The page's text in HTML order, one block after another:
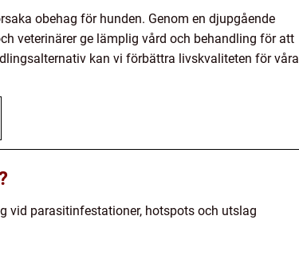
obehag för hunden. Genom en djupgående
veterinärer ge lämplig vård och behandling för att
kan vi förbättra livskvaliteten för våra
vid parasitinfestationer, hotspots och utslag